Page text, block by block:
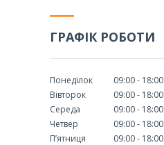
ГРАФІК РОБОТИ
Понеділок 09:00
18:00
Вівторок
09:00
18:00
Середа
09:00
18:00
Четвер
09:00
18:00
Пʼятниця
09:00
18:00